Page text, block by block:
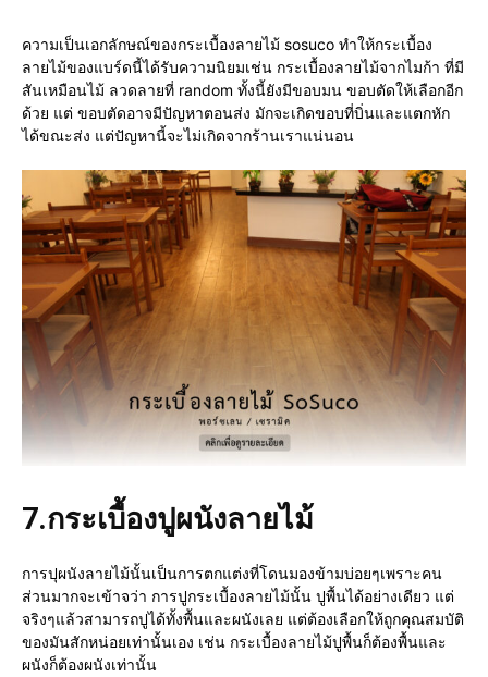
ความเป็นเอกลักษณ์ของกระเบื้องลายไม้ sosuco ทำให้กระเบื้อง
ลายไม้ของแบร์ดนี้ได้รับความนิยมเช่น กระเบื้องลายไม้จากไมก้า ที่มี
สันเหมือนไม้ ลวดลายที่ random ทั้งนี้ยังมีขอบมน ขอบตัดให้เลือกอีก
ด้วย แต่ ขอบตัดอาจมีปัญหาตอนส่ง มักจะเกิดขอบที่บิ่นและแตกหัก
ได้ขณะส่ง แต่ปัญหานี้จะไม่เกิดจากร้านเราแน่นอน
7.กระเบื้องปูผนังลายไม้
การปุผนังลายไม้นั้นเป็นการตกแต่งที่โดนมองข้ามบ่อยๆเพราะคน
ส่วนมากจะเข้าจว่า การปูกระเบื้องลายไม้นั้น ปูพื้นได้อย่างเดียว แต่
จริงๆแล้วสามารถปูได้ทั้งพื้นและผนังเลย แต่ต้องเลือกให้ถูกคุณสมบัติ
ของมันสักหน่อยเท่านั้นเอง เช่น กระเบื้องลายไม้ปูพื้นก็ต้องพื้นและ
ผนังก็ต้องผนังเท่านั้น